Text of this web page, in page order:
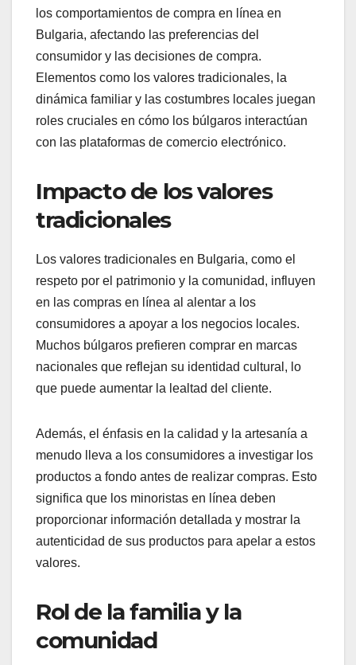
los comportamientos de compra en línea en
Bulgaria, afectando las preferencias del
consumidor y las decisiones de compra.
Elementos como los valores tradicionales, la
dinámica familiar y las costumbres locales juegan
roles cruciales en cómo los búlgaros interactúan
con las plataformas de comercio electrónico.
Impacto de los valores
tradicionales
Los valores tradicionales en Bulgaria, como el
respeto por el patrimonio y la comunidad, influyen
en las compras en línea al alentar a los
consumidores a apoyar a los negocios locales.
Muchos búlgaros prefieren comprar en marcas
nacionales que reflejan su identidad cultural, lo
que puede aumentar la lealtad del cliente.
Además, el énfasis en la calidad y la artesanía a
menudo lleva a los consumidores a investigar los
productos a fondo antes de realizar compras. Esto
significa que los minoristas en línea deben
proporcionar información detallada y mostrar la
autenticidad de sus productos para apelar a estos
valores.
Rol de la familia y la
comunidad